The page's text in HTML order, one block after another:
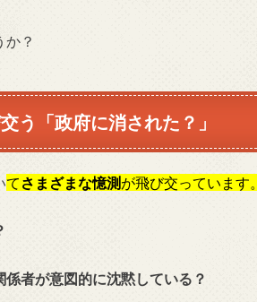
？
う「政府に消された？」
て さまざまな憶測が飛び交っています。
者が意図的に沈黙している？